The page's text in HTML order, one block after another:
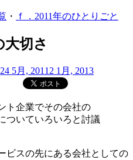
・ ｆ．2011年のひとりごと
切さ
24 5月, 2011 2 1月, 2013
ト企業でその会社の
ついていろいろと討議
ビスの先にある会社としての